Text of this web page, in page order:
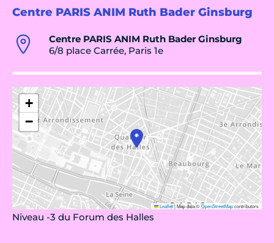
Centre PARIS ANIM Ruth Bader Ginsburg
Centre PARIS ANIM Ruth Bader Ginsburg
6/8 place Carrée, Paris 1e
+
−
Leaflet|Map data ©OpenStreetMapcontributors
Niveau -3 du Forum des Halles